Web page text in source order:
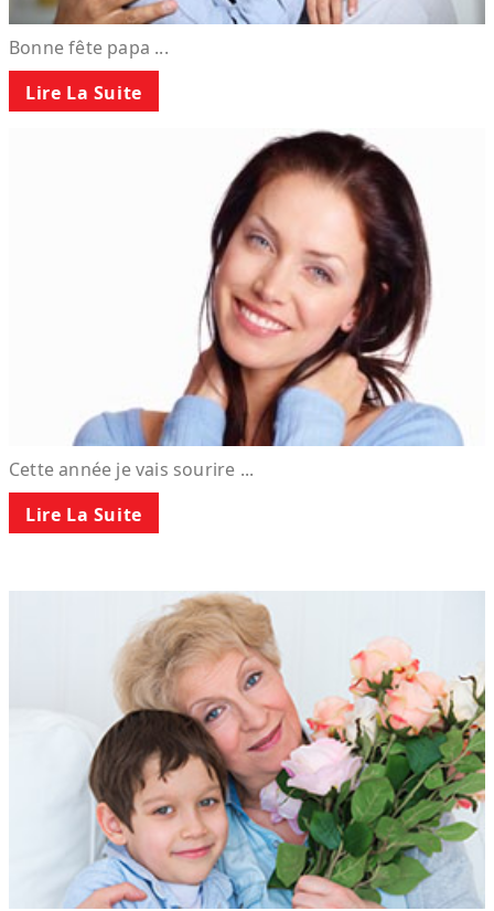
Bonne fête papa ...
Lire La Suite
Cette année je vais sourire ...
Lire La Suite